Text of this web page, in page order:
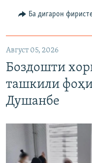
Ба дигарон
Август 05, 2026
Боздошти
ташкили
Душанбе